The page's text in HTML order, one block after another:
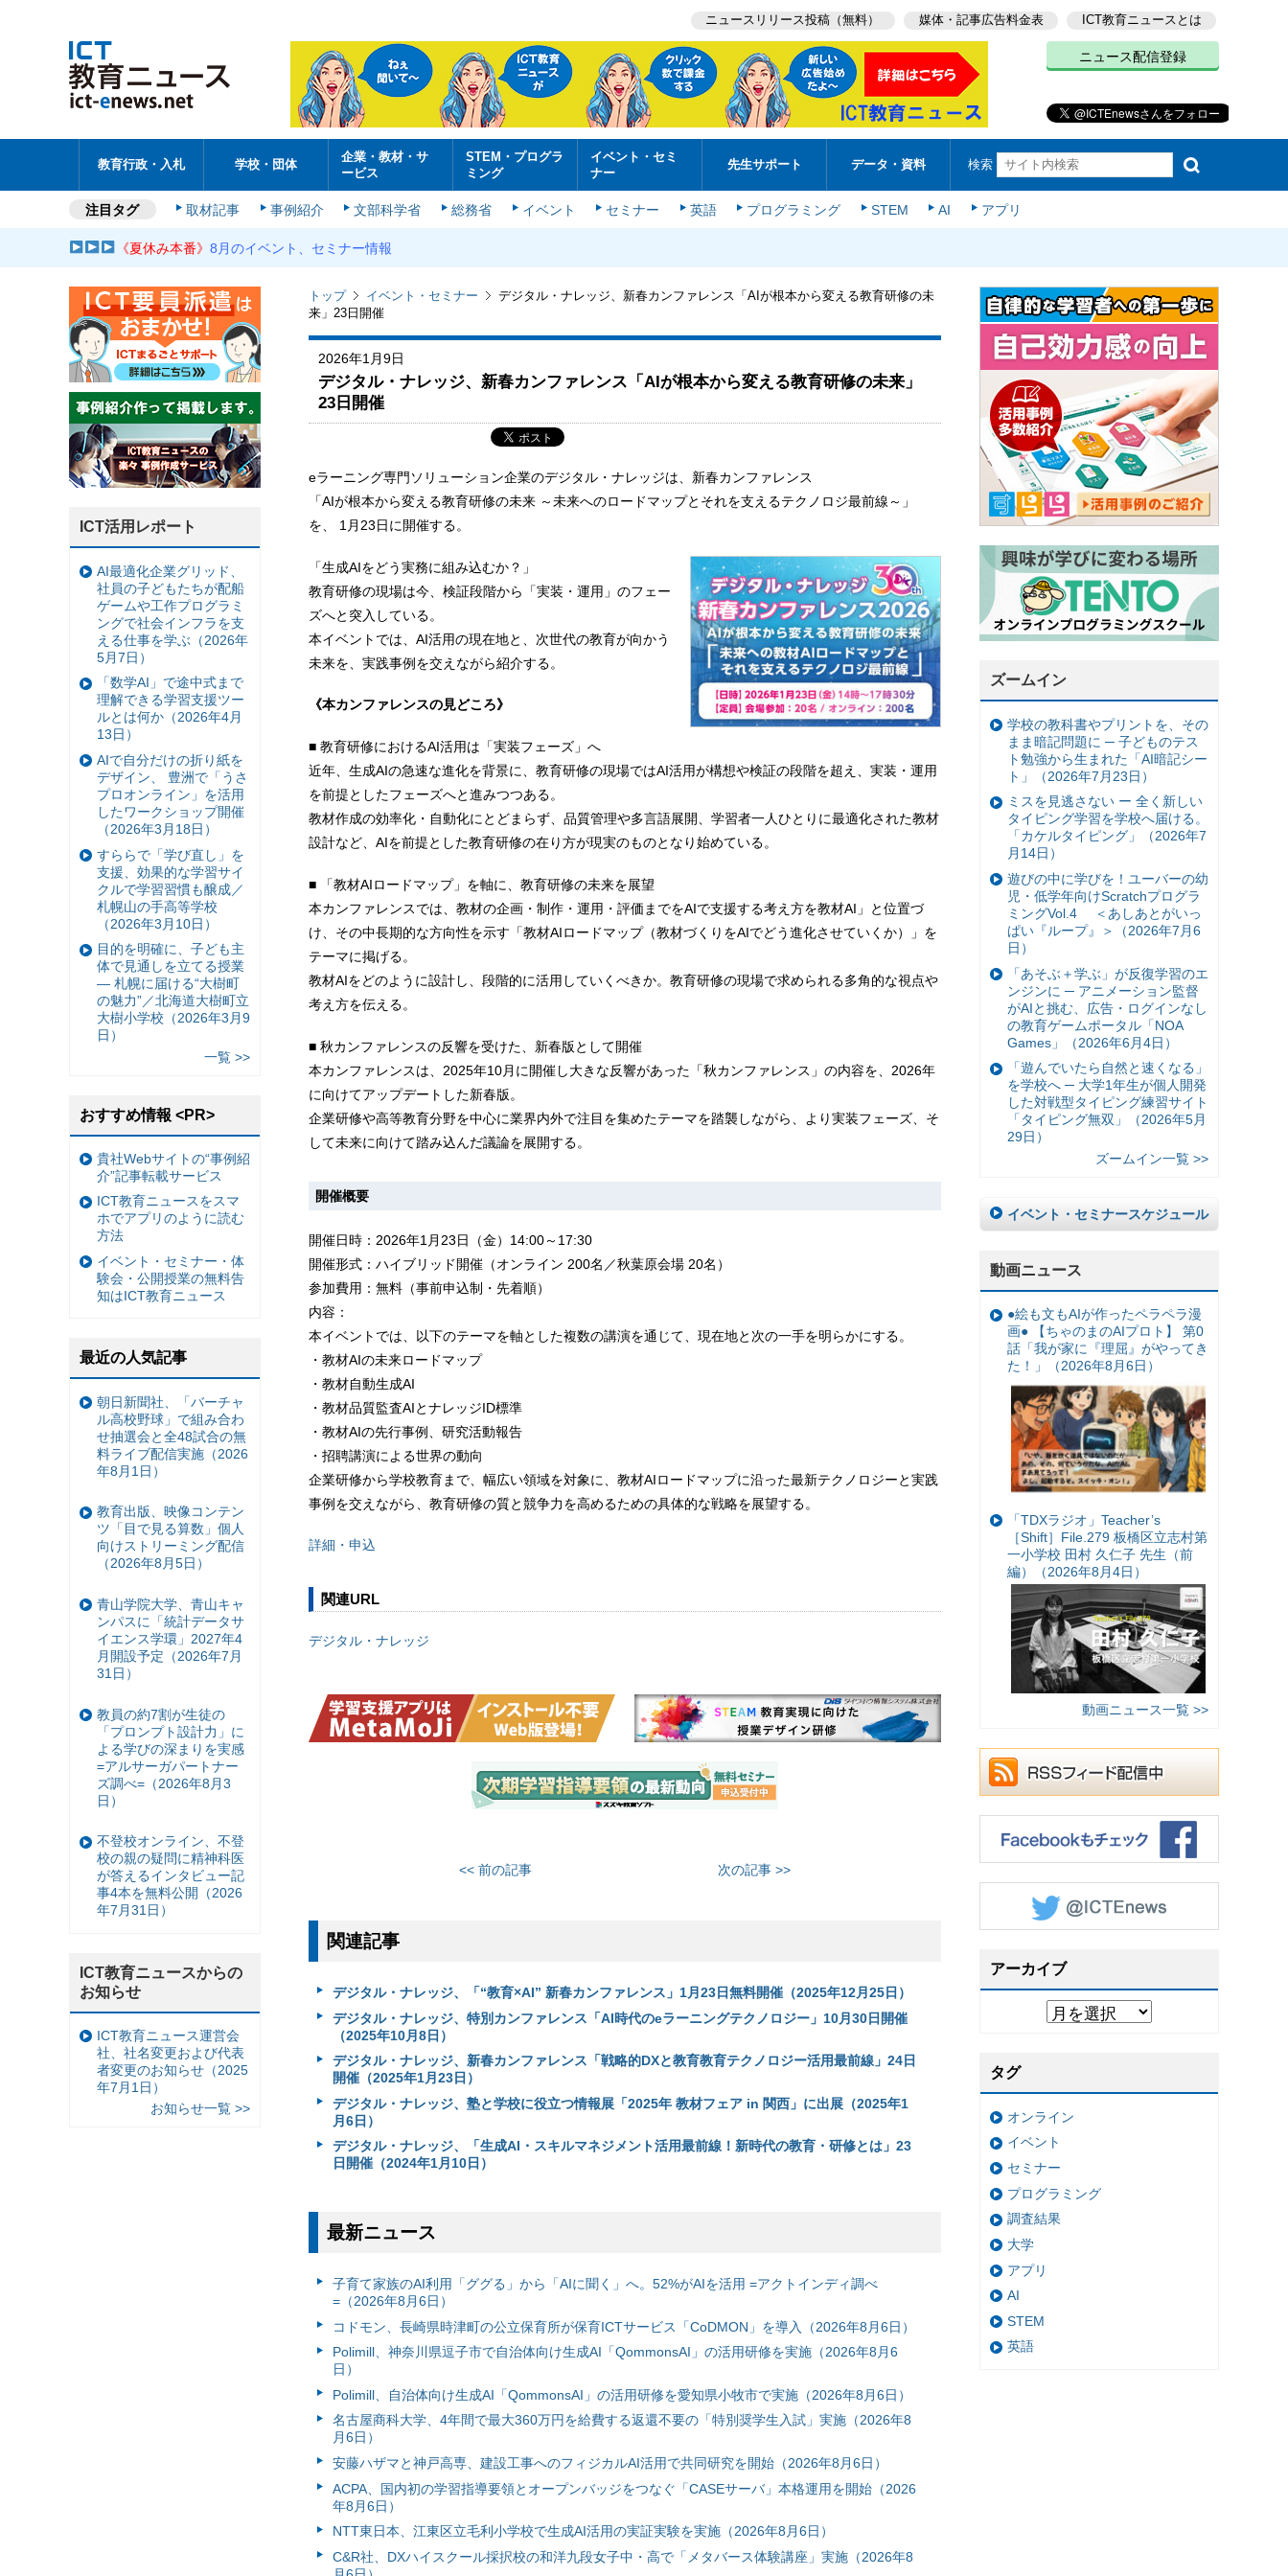
ニュースリリース投稿（無料） 媒体・記事広告料金表 ICT教育ニュースとは
ニュース配信登録
教育行政・入札 学校・団体
企業・教材・サ
ービス
STEM・プログラ
ミング
イベント・セミ
ナー
先生サポート データ・資料 検索
注目タグ 取材記事 事例紹介 文部科学省 総務省 イベント セミナー 英語 プログラミング STEM AI アプリ
《夏休み本番》8月のイベント、セミナー情報
トップ イベント・セミナー
デジタル・ナレッジ、新春カンファレンス「AIが根本から変える教育研修の未
来」23日開催
2026年1月9日
デジタル・ナレッジ、新春カンファレンス「AIが根本から変える教育研修の未来」
23日開催
eラーニング専門ソリューション企業のデジタル・ナレッジは、新春カンファレンス
「AIが根本から変える教育研修の未来 ～未来へのロードマップとそれを支えるテクノロジ最前線～」
を、 1月23日に開催する。
「生成AIをどう実務に組み込むか？」
教育研修の現場は今、検証段階から「実装・運用」のフェー
ズへと突入している。
本イベントでは、AI活用の現在地と、次世代の教育が向かう
未来を、実践事例を交えながら紹介する。
《本カンファレンスの見どころ》
■ 教育研修におけるAI活用は「実装フェーズ」へ
近年、生成AIの急速な進化を背景に、教育研修の現場ではAI活用が構想や検証の段階を超え、実装・運用
を前提としたフェーズへと進みつつある。
教材作成の効率化・自動化にとどまらず、品質管理や多言語展開、学習者一人ひとりに最適化された教材
設計など、AIを前提とした教育研修の在り方が現実のものとなり始めている。
■ 「教材AIロードマップ」を軸に、教育研修の未来を展望
本カンファレンスでは、教材の企画・制作・運用・評価までをAIで支援する考え方を教材AI」と位置づ
け、その中長期的な方向性を示す「教材AIロードマップ（教材づくりをAIでどう進化させていくか）」を
テーマに掲げる。
教材AIをどのように設計し、段階的に活用していくべきか。教育研修の現場で求められる多角的な視点や
考え方を伝える。
■ 秋カンファレンスの反響を受けた、新春版として開催
本カンファレンスは、2025年10月に開催し大きな反響があった「秋カンファレンス」の内容を、2026年
に向けてアップデートした新春版。
企業研修や高等教育分野を中心に業界内外で注目を集めたテーマを踏襲しながら、より実装フェーズ、そ
して未来に向けて踏み込んだ議論を展開する。
開催概要
開催日時：2026年1月23日（金）14:00～17:30
開催形式：ハイブリッド開催（オンライン 200名／秋葉原会場 20名）
参加費用：無料（事前申込制・先着順）
内容：
本イベントでは、以下のテーマを軸とした複数の講演を通じて、現在地と次の一手を明らかにする。
・教材AIの未来ロードマップ
・教材自動生成AI
・教材品質監査AIとナレッジID標準
・教材AIの先行事例、研究活動報告
・招聘講演による世界の動向
企業研修から学校教育まで、幅広い領域を対象に、教材AIロードマップに沿った最新テクノロジーと実践
事例を交えながら、教育研修の質と競争力を高めるための具体的な戦略を展望する。
詳細・申込
関連URL
デジタル・ナレッジ
<< 前の記事 次の記事 >>
関連記事
デジタル・ナレッジ、「“教育×AI” 新春カンファレンス」1月23日無料開催（2025年12月25日）
デジタル・ナレッジ、特別カンファレンス「AI時代のeラーニングテクノロジー」10月30日開催
（2025年10月8日）
デジタル・ナレッジ、新春カンファレンス「戦略的DXと教育教育テクノロジー活用最前線」24日
開催（2025年1月23日）
デジタル・ナレッジ、塾と学校に役立つ情報展「2025年 教材フェア in 関西」に出展（2025年1
月6日）
デジタル・ナレッジ、「生成AI・スキルマネジメント活用最前線！新時代の教育・研修とは」23
日開催（2024年1月10日）
最新ニュース
子育て家族のAI利用「ググる」から「AIに聞く」へ。52%がAIを活用 =アクトインディ調べ
=（2026年8月6日）
コドモン、長崎県時津町の公立保育所が保育ICTサービス「CoDMON」を導入（2026年8月6日）
Polimill、神奈川県逗子市で自治体向け生成AI「QommonsAI」の活用研修を実施（2026年8月6
日）
Polimill、自治体向け生成AI「QommonsAI」の活用研修を愛知県小牧市で実施（2026年8月6日）
名古屋商科大学、4年間で最大360万円を給費する返還不要の「特別奨学生入試」実施（2026年8
月6日）
安藤ハザマと神戸高専、建設工事へのフィジカルAI活用で共同研究を開始（2026年8月6日）
ACPA、国内初の学習指導要領とオープンバッジをつなぐ「CASEサーバ」本格運用を開始（2026
年8月6日）
NTT東日本、江東区立毛利小学校で生成AI活用の実証実験を実施（2026年8月6日）
C&R社、DXハイスクール採択校の和洋九段女子中・高で「メタバース体験講座」実施（2026年8
ズームイン
学校の教科書やプリントを、その
まま暗記問題に ─ 子どものテス
ト勉強から生まれた「AI暗記シー
ト」（2026年7月23日）
ミスを見逃さない ー 全く新しい
タイピング学習を学校へ届ける。
「カケルタイピング」（2026年7
月14日）
遊びの中に学びを！ユーバーの幼
児・低学年向けScratchプログラ
ミングVol.4 ＜あしあとがいっ
ぱい『ループ』＞（2026年7月6
日）
「あそぶ＋学ぶ」が反復学習のエ
ンジンに ─ アニメーション監督
がAIと挑む、広告・ログインなし
の教育ゲームポータル「NOA
Games」（2026年6月4日）
「遊んでいたら自然と速くなる」
を学校へ ─ 大学1年生が個人開発
した対戦型タイピング練習サイト
「タイピング無双」（2026年5月
29日）
ズームイン一覧 >>
イベント・セミナースケジュール
動画ニュース
●絵も文もAIが作ったペラペラ漫
画● 【ちゃのまのAIプロト】 第0
話「我が家に『理屈』がやってき
た！」（2026年8月6日）
「TDXラジオ」Teacher’s
［Shift］File.279 板橋区立志村第
一小学校 田村 久仁子 先生（前
編）（2026年8月4日）
動画ニュース一覧 >>
アーカイブ
タグ
オンライン
イベント
セミナー
プログラミング
調査結果
大学
アプリ
AI
STEM
英語
ICT活用レポート
AI最適化企業グリッド、
社員の子どもたちが配船
ゲームや工作プログラミ
ングで社会インフラを支
える仕事を学ぶ（2026年
5月7日）
「数学AI」で途中式まで
理解できる学習支援ツー
ルとは何か（2026年4月
13日）
AIで自分だけの折り紙を
デザイン、 豊洲で「うさ
プロオンライン」を活用
したワークショップ開催
（2026年3月18日）
すららで「学び直し」を
支援、効果的な学習サイ
クルで学習習慣も醸成／
札幌山の手高等学校
（2026年3月10日）
目的を明確に、子ども主
体で見通しを立てる授業
— 札幌に届ける“大樹町
の魅力”／北海道大樹町立
大樹小学校（2026年3月9
日）
一覧 >>
おすすめ情報 <PR>
貴社Webサイトの“事例紹
介”記事転載サービス
ICT教育ニュースをスマ
ホでアプリのように読む
方法
イベント・セミナー・体
験会・公開授業の無料告
知はICT教育ニュース
最近の人気記事
朝日新聞社、「バーチャ
ル高校野球」で組み合わ
せ抽選会と全48試合の無
料ライブ配信実施（2026
年8月1日）
教育出版、映像コンテン
ツ「目で見る算数」個人
向けストリーミング配信
（2026年8月5日）
青山学院大学、青山キャ
ンパスに「統計データサ
イエンス学環」2027年4
月開設予定（2026年7月
31日）
教員の約7割が生徒の
「プロンプト設計力」に
よる学びの深まりを実感
=アルサーガパートナー
ズ調べ=（2026年8月3
日）
不登校オンライン、不登
校の親の疑問に精神科医
が答えるインタビュー記
事4本を無料公開（2026
年7月31日）
ICT教育ニュースからの
お知らせ
ICT教育ニュース運営会
社、社名変更および代表
者変更のお知らせ（2025
年7月1日）
お知らせ一覧 >>